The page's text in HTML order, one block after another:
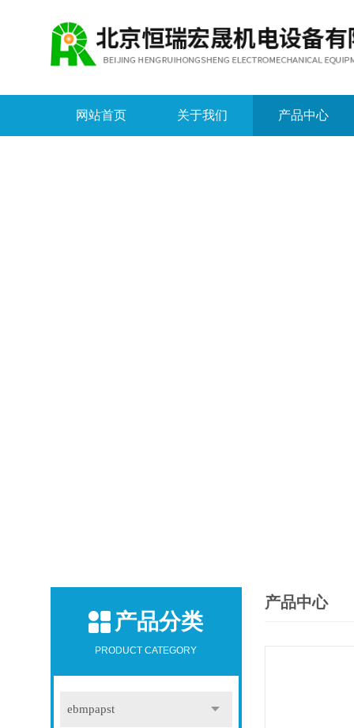
网站首页 关于我们 产品中心
产品分类
PRODUCT CATEGORY
ebmpapst
产品中心